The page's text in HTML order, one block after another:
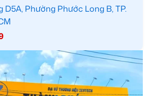
D5A, Phường Phước Long B, TP.